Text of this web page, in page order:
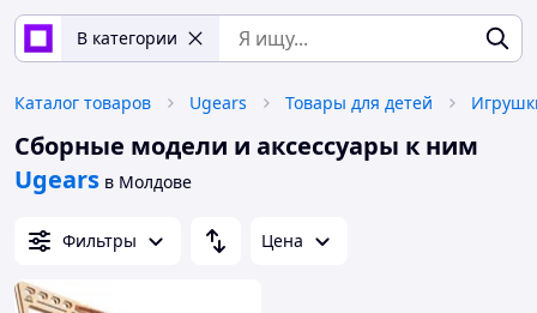
В категории
Каталог товаров Ugears Товары для детей
Сборные модели и аксессуары к ним
Ugears в Молдове
Фильтры Цена